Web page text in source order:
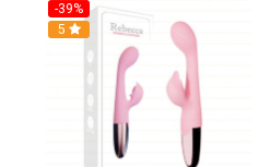
-39%
Hot
5